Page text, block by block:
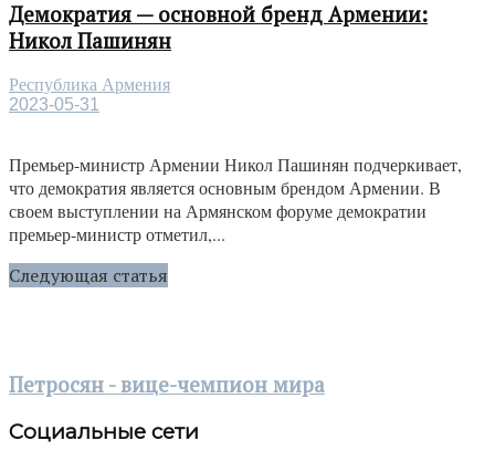
Демократия — основной бренд Армении:
Никол Пашинян
Республика Армения
2023-05-31
Премьер-министр Армении Никол Пашинян подчеркивает,
что демократия является основным брендом Армении. В
своем выступлении на Армянском форуме демократии
премьер-министр отметил,...
Следующая статья
Петросян - вице-чемпион мира
Социальные сети